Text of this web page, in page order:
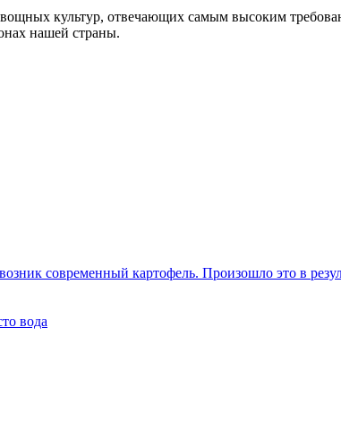
культур, отвечающих самым высоким
нашей страны.
современный картофель. Произошло это в
вода